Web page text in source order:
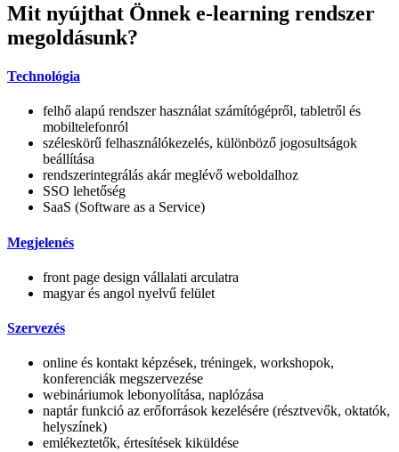
Mit nyújthat Önnek e-learning rendszer
megoldásunk?
Technológia
felhő alapú rendszer használat számítógépről, tabletről és
mobiltelefonról
széleskörű felhasználókezelés, különböző jogosultságok
beállítása
rendszerintegrálás akár meglévő weboldalhoz
SSO lehetőség
SaaS (Software as a Service)
Megjelenés
front page design vállalati arculatra
magyar és angol nyelvű felület
Szervezés
online és kontakt képzések, tréningek, workshopok,
konferenciák megszervezése
webináriumok lebonyolítása, naplózása
naptár funkció az erőforrások kezelésére (résztvevők, oktatók,
helyszínek)
emlékeztetők, értesítések kiküldése